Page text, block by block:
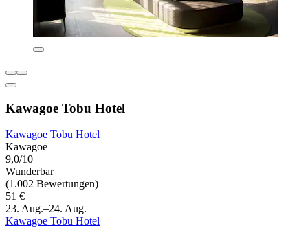
Kawagoe Tobu Hotel
Kawagoe Tobu Hotel
Kawagoe
9,0/10
Wunderbar
(1.002 Bewertungen)
51 €
23. Aug.–24. Aug.
Kawagoe Tobu Hotel